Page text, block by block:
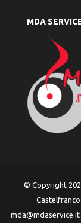
MDA
© Copyright
mda@mdaservice.it